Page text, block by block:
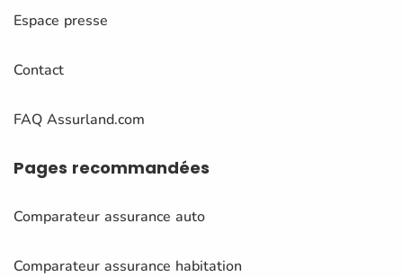
Espace presse
Contact
FAQ Assurland.com
Pages recommandées
Comparateur assurance auto
Comparateur assurance habitation